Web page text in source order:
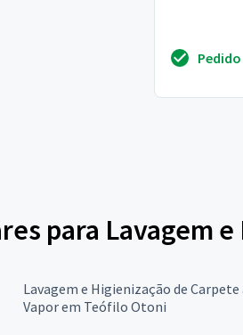
para Lavagem
Lavagem e Higienização de Carpete
Vapor em Teófilo Otoni